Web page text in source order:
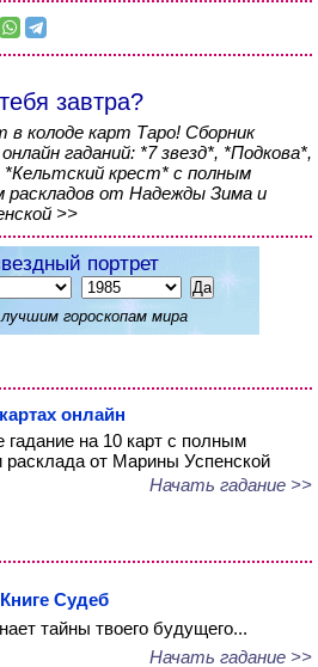
завтра?
колоде карт Таро! Сборник
гаданий: *7 звезд*, *Подкова*,
крест* с полным
раскладов от Надежды Зима и
>>
портрет
гороскопам мира
онлайн
гадание на 10 карт с полным
расклада от Марины Успенской
Начать гадание >>
Судеб
тайны твоего будущего...
Начать гадание >>